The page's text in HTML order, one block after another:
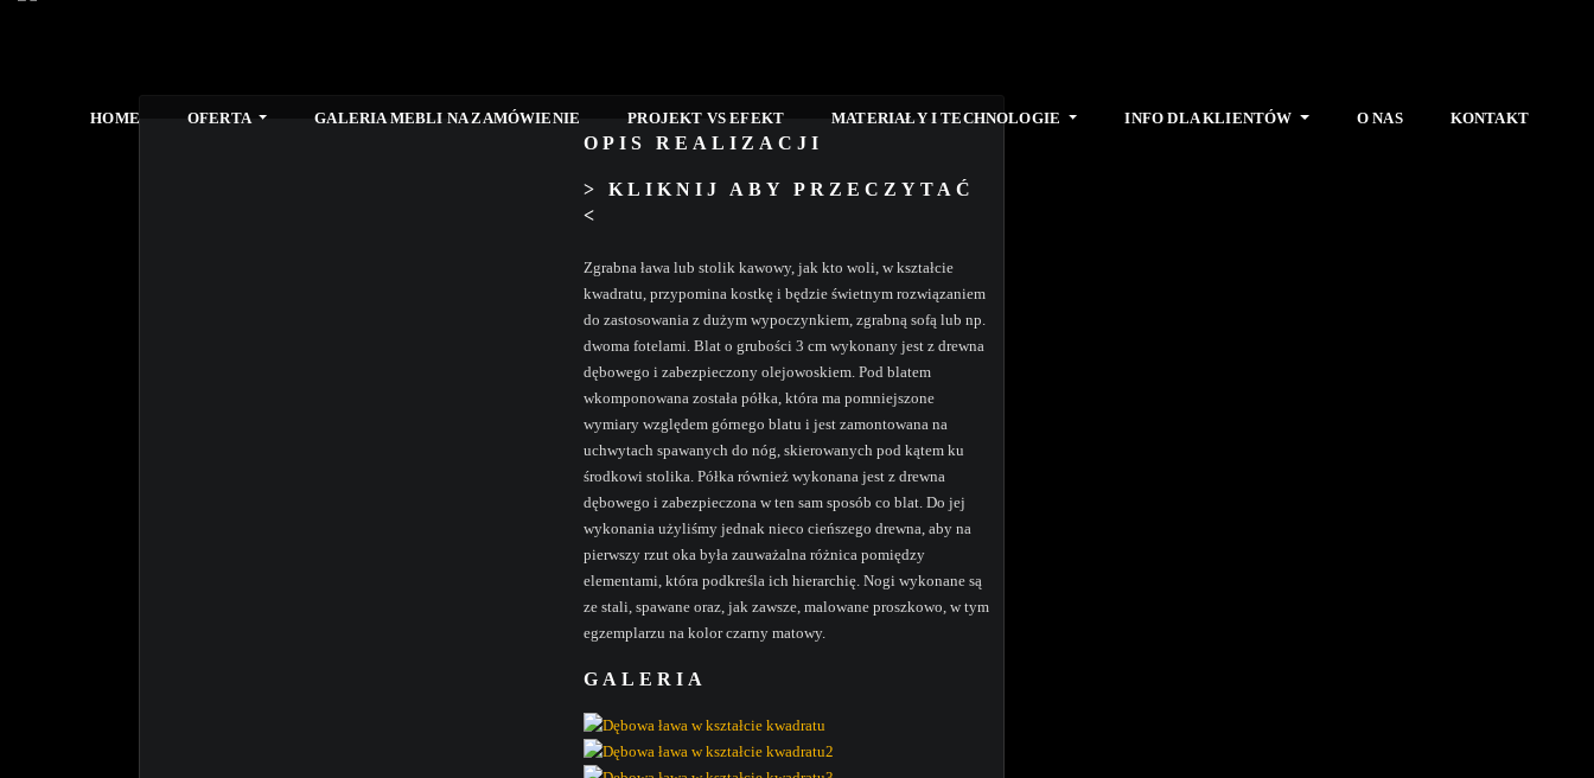
HOME OFERTA GALERIA MEBLI NA ZAMÓWIENIE PROJEKT VS EFEKT MATERIAŁY I TECHNOLOGIE INFO DLA KLIENTÓW O NAS KONTAKT
OPIS REALIZACJI
> KLIKNIJ ABY PRZECZYTAĆ
<
Zgrabna ława lub stolik kawowy, jak kto woli, w kształcie
kwadratu, przypomina kostkę i będzie świetnym rozwiązaniem
do zastosowania z dużym wypoczynkiem, zgrabną sofą lub np.
dwoma fotelami. Blat o grubości 3 cm wykonany jest z drewna
dębowego i zabezpieczony olejowoskiem. Pod blatem
wkomponowana została półka, która ma pomniejszone
wymiary względem górnego blatu i jest zamontowana na
uchwytach spawanych do nóg, skierowanych pod kątem ku
środkowi stolika. Półka również wykonana jest z drewna
dębowego i zabezpieczona w ten sam sposób co blat. Do jej
wykonania użyliśmy jednak nieco cieńszego drewna, aby na
pierwszy rzut oka była zauważalna różnica pomiędzy
elementami, która podkreśla ich hierarchię. Nogi wykonane są
ze stali, spawane oraz, jak zawsze, malowane proszkowo, w tym
egzemplarzu na kolor czarny matowy.
GALERIA